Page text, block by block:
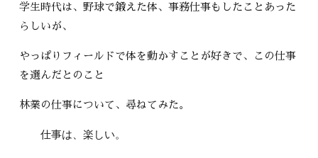
学生時代は、野球で鍛えた体、事務仕事もしたことあった
らしいが、
やっぱりフィールドで体を動かすことが好きで、この仕事
を選んだとのこと
林業の仕事について、尋ねてみた。
仕事は、楽しい。